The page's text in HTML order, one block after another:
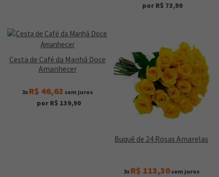
por R$ 73,90
Cesta de Café da Manhã Doce
Amanhecer
3x R$ 46,63 sem juros
por R$ 139,90
Buquê de 24 Rosas Amarelas
3x R$ 113,30sem juros